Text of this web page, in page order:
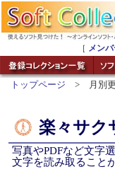
［ メン
トップページ > 月別更
楽々サク
写真やPDFなど文字
文字を読み取ること